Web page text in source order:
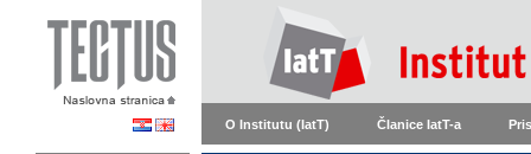
O Institutu (IatT) Članice IatT-a